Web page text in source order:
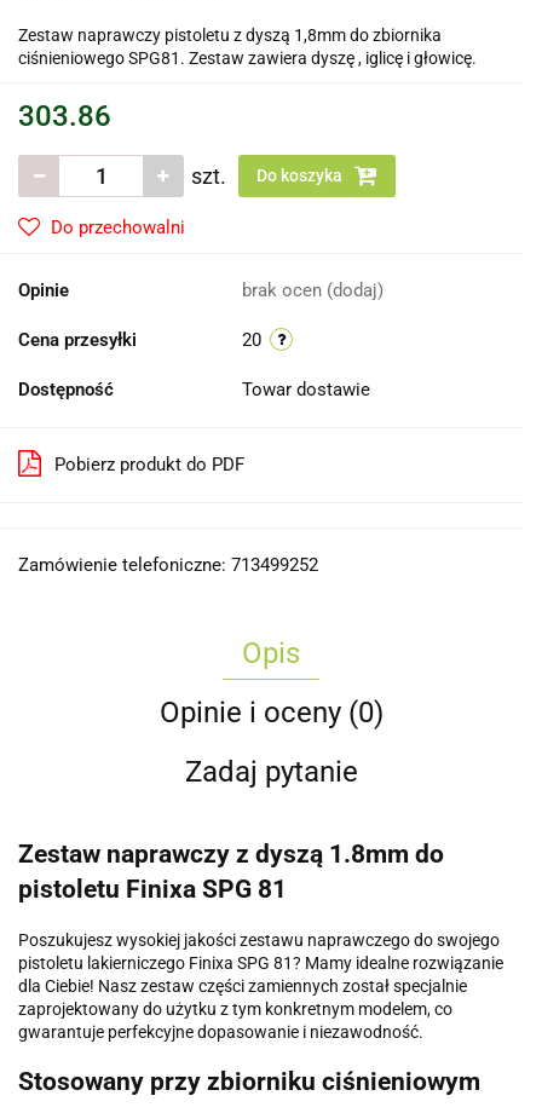
Zestaw naprawczy pistoletu z dyszą 1,8mm do zbiornika
ciśnieniowego SPG81. Zestaw zawiera dyszę , iglicę i głowicę.
303.86
szt. Do koszyka
Do przechowalni
Opinie brak ocen (dodaj)
Cena przesyłki 20
Dostępność Towar dostawie
Pobierz produkt do PDF
Zamówienie telefoniczne: 713499252
Opis
Opinie i oceny (0)
Zadaj pytanie
Zestaw naprawczy z dyszą 1.8mm do
pistoletu Finixa SPG 81
Poszukujesz wysokiej jakości zestawu naprawczego do swojego
pistoletu lakierniczego Finixa SPG 81? Mamy idealne rozwiązanie
dla Ciebie! Nasz zestaw części zamiennych został specjalnie
zaprojektowany do użytku z tym konkretnym modelem, co
gwarantuje perfekcyjne dopasowanie i niezawodność.
Stosowany przy zbiorniku ciśnieniowym